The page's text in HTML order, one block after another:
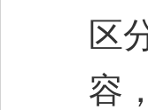
区
容